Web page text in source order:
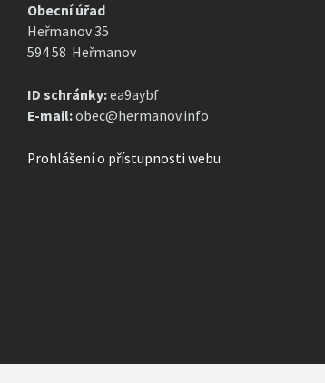
Obecní úřad
Heřmanov 35
594 58 Heřmanov
ID schránky:ea9aybf
E-mail:obec@hermanov.info
Prohlášení o přístupnosti webu